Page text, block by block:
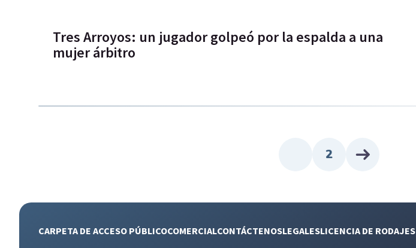
Tres Arroyos: un jugador golpeó por la espalda a una
mujer árbitro
2
CARPETA DE ACCESO PÚBLICOCOMERCIALCONTÁCTENOSLEGALESLICENCIA DE RODAJES